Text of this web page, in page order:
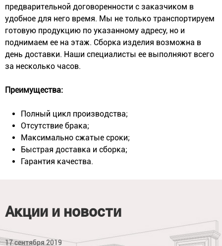
предварительной договоренности с заказчиком в
удобное для него время. Мы не только транспортируем
готовую продукцию по указанному адресу, но и
поднимаем ее на этаж. Сборка изделия возможна в
день доставки. Наши специалисты ее выполняют всего
за несколько часов.
Преимущества:
Полный цикл производства;
Отсутствие брака;
Максимально сжатые сроки;
Быстрая доставка и сборка;
Гарантия качества.
Акции и новости
17 сентября 2019